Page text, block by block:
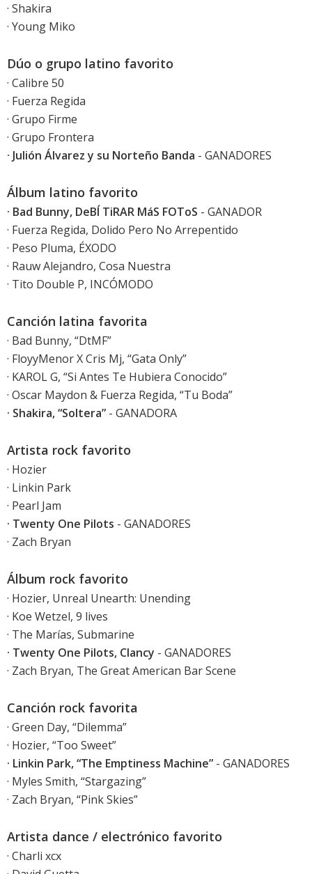
· Shakira
· Young Miko
Dúo o grupo latino favorito
· Calibre 50
· Fuerza Regida
· Grupo Firme
· Grupo Frontera
· Julión Álvarez y su Norteño Banda - GANADORES
Álbum latino favorito
· Bad Bunny, DeBÍ TiRAR MáS FOToS - GANADOR
· Fuerza Regida, Dolido Pero No Arrepentido
· Peso Pluma, ÉXODO
· Rauw Alejandro, Cosa Nuestra
· Tito Double P, INCÓMODO
Canción latina favorita
· Bad Bunny, “DtMF”
· FloyyMenor X Cris Mj, “Gata Only”
· KAROL G, “Si Antes Te Hubiera Conocido”
· Oscar Maydon & Fuerza Regida, “Tu Boda”
· Shakira, “Soltera” - GANADORA
Artista rock favorito
· Hozier
· Linkin Park
· Pearl Jam
· Twenty One Pilots - GANADORES
· Zach Bryan
Álbum rock favorito
· Hozier, Unreal Unearth: Unending
· Koe Wetzel, 9 lives
· The Marías, Submarine
· Twenty One Pilots, Clancy - GANADORES
· Zach Bryan, The Great American Bar Scene
Canción rock favorita
· Green Day, “Dilemma”
· Hozier, “Too Sweet”
· Linkin Park, “The Emptiness Machine” - GANADORES
· Myles Smith, “Stargazing”
· Zach Bryan, “Pink Skies”
Artista dance / electrónico favorito
· Charli xcx